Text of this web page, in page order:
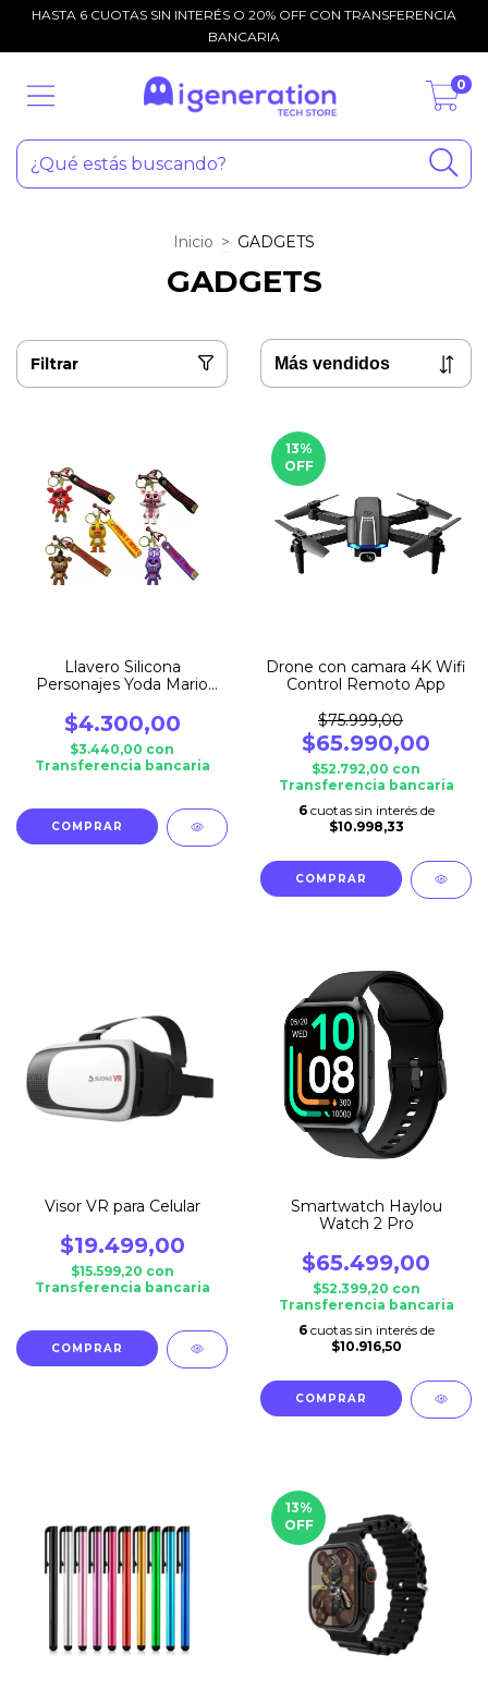
HASTA 6 CUOTAS SIN INTERÉS O 20% OFF CON TRANSFERENCIA
BANCARIA
0
Inicio > GADGETS
GADGETS
Filtrar
Llavero Silicona
Personajes Yoda Mario
Sonic
$4.300,00
$3.440,00 con
Transferencia bancaria
COMPRAR
13%
OFF
Drone con camara 4K Wifi
Control Remoto App
$75.999,00
$65.990,00
$52.792,00 con
Transferencia bancaria
6 cuotas sin interés de
$10.998,33
Visor VR para Celular
$19.499,00
$15.599,20 con
Transferencia bancaria
Smartwatch Haylou
Watch 2 Pro
$65.499,00
$52.399,20 con
Transferencia bancaria
6 cuotas sin interés de
$10.916,50
COMPRAR
13%
OFF